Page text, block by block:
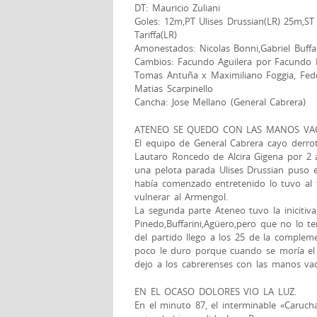
DT: Mauricio Zuliani
Goles: 12m,PT Ulises Drussian(LR)
Tariffa(LR)
Amonestados: Nicolas Bonni,Gabriel
Cambios: Facundo Aguilera por
Tomas Antuña x Maximiliano Foggia,
Matias Scarpinello
Cancha: Jose Mellano (General Cabrera)
ATENEO SE QUEDO CON LAS MANOS
El equipo de General Cabrera cayo
Lautaro Roncedo de Alcira Gigena por
una pelota parada Ulises Drussian
había comenzado entretenido lo tuvo
vulnerar al Armengol.
La segunda parte Ateneo tuvo la
Pinedo,Buffarini,Agüero,pero que no lo
del partido llego a los 25 de la
poco le duro porque cuando se moría
dejo a los cabrerenses con las manos
EN EL OCASO DOLORES VIO LA LUZ.
En el minuto 87, el interminable